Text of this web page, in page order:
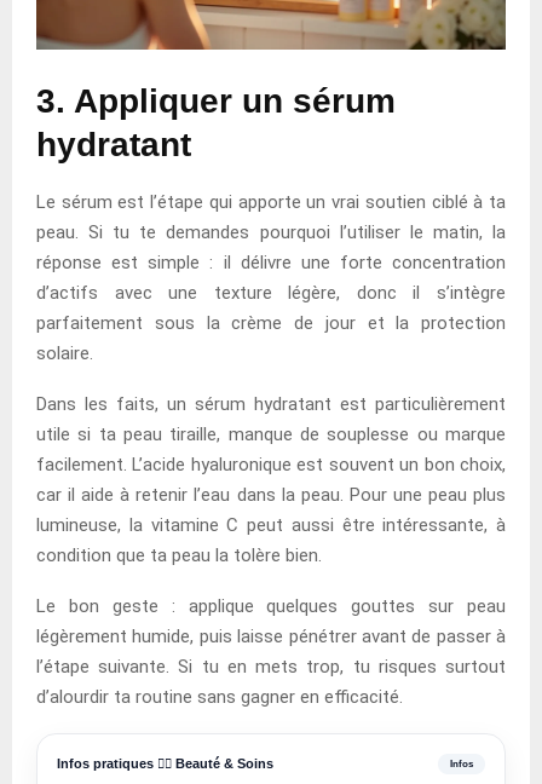
3. Appliquer un sérum
hydratant
Le sérum est l’étape qui apporte un vrai soutien ciblé à ta
peau. Si tu te demandes pourquoi l’utiliser le matin, la
réponse est simple : il délivre une forte concentration
d’actifs avec une texture légère, donc il s’intègre
parfaitement sous la crème de jour et la protection
solaire.
Dans les faits, un sérum hydratant est particulièrement
utile si ta peau tiraille, manque de souplesse ou marque
facilement. L’acide hyaluronique est souvent un bon choix,
car il aide à retenir l’eau dans la peau. Pour une peau plus
lumineuse, la vitamine C peut aussi être intéressante, à
condition que ta peau la tolère bien.
Le bon geste : applique quelques gouttes sur peau
légèrement humide, puis laisse pénétrer avant de passer à
l’étape suivante. Si tu en mets trop, tu risques surtout
d’alourdir ta routine sans gagner en efficacité.
Infos pratiques 💆‍♀️ Beauté & Soins